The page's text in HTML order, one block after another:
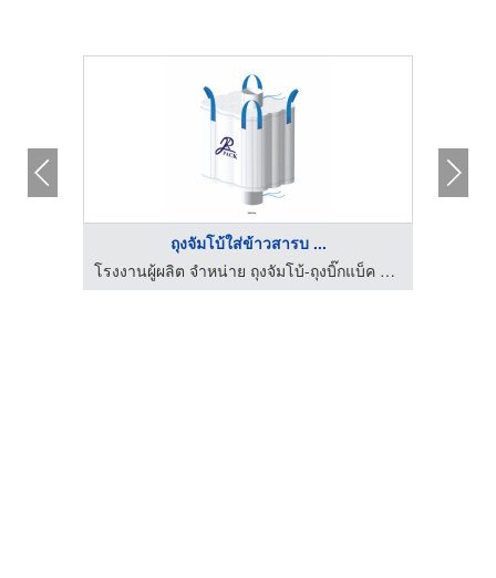
ถุงจัมโบ้ใส่ข้าวสารบ ...
โรงงานผู้ผลิต จำหน่าย ถุงจัมโบ้-ถุงบิ๊กแบ็ค สุพรรณบุรี